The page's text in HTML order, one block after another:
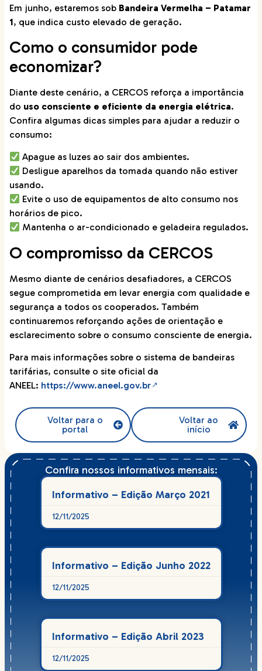
Confira nossos informativos mensais:
Informativo – Edição Março 2021
12/11/2025
Informativo – Edição Junho 2022
12/11/2025
Informativo – Edição Abril 2023
12/11/2025
Em junho, estaremos sob Bandeira Vermelha – Patamar
1, que indica custo elevado de geração.
Como o consumidor pode
economizar?
Diante deste cenário, a CERCOS reforça a importância
do uso consciente e eficiente da energia elétrica.
Confira algumas dicas simples para ajudar a reduzir o
consumo:
Apague as luzes ao sair dos ambientes.
Desligue aparelhos da tomada quando não estiver
usando.
Evite o uso de equipamentos de alto consumo nos
horários de pico.
Mantenha o ar-condicionado e geladeira regulados.
O compromisso da CERCOS
Mesmo diante de cenários desafiadores, a CERCOS
segue comprometida em levar energia com qualidade e
segurança a todos os cooperados. Também
continuaremos reforçando ações de orientação e
esclarecimento sobre o consumo consciente de energia.
Para mais informações sobre o sistema de bandeiras
tarifárias, consulte o site oficial da
ANEEL: https://www.aneel.gov.br
Voltar para o
portal
Voltar ao
início